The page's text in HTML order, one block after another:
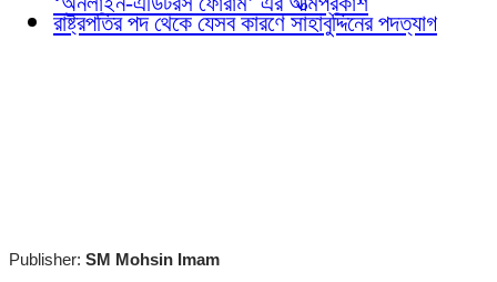
রাষ্ট্রপতির পদ থেকে যেসব কারণে সাহাবুদ্দিনের পদত্যাগ
Publisher: SM Mohsin Imam